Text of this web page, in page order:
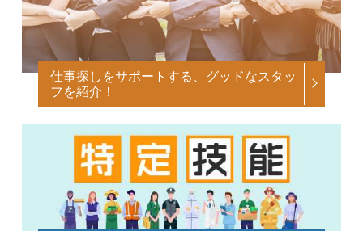
仕事探しをサポートする、グッドなスタッ
フを紹介！